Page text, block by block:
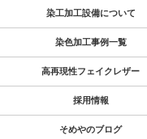
染工加工設備について
染色加工事例一覧
高再現性フェイクレザー
採用情報
そめやのブログ